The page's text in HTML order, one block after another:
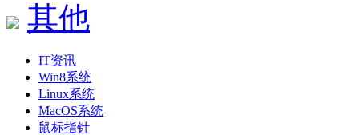
其他
IT资讯
Win8系统
Linux系统
MacOS系统
鼠标指针